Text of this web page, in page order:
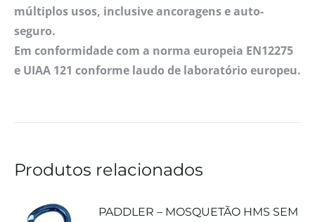
múltiplos usos, inclusive ancoragens e auto-
seguro.
Em conformidade com a norma europeia EN12275
e UIAA 121 conforme laudo de laboratório europeu.
Produtos relacionados
PADDLER – MOSQUETÃO HMS SEM